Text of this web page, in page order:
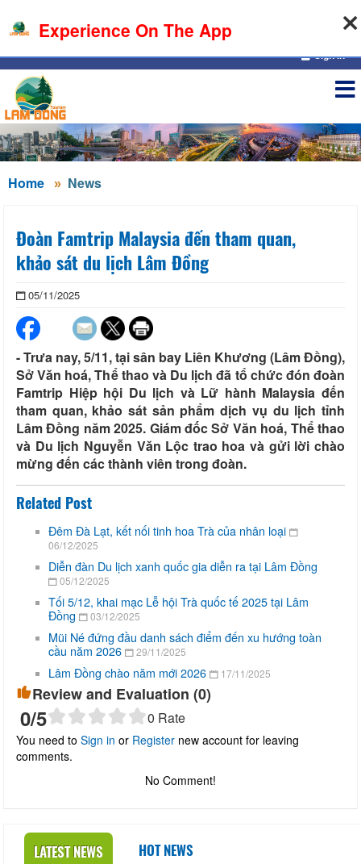
06-08-2026, 11:46:23
Sign in
Home News
Đoàn Famtrip Malaysia đến tham quan,
khảo sát du lịch Lâm Đồng
05/11/2025
- Trưa nay, 5/11, tại sân bay Liên Khương (Lâm Đồng),
Sở Văn hoá, Thể thao và Du lịch đã tổ chức đón đoàn
Famtrip Hiệp hội Du lịch và Lữ hành Malaysia đến
tham quan, khảo sát sản phẩm dịch vụ du lịch tỉnh
Lâm Đồng năm 2025. Giám đốc Sở Văn hoá, Thể thao
và Du lịch Nguyễn Văn Lộc trao hoa và gửi lời chào
mừng đến các thành viên trong đoàn.
Related Post
Đêm Đà Lạt, kết nối tinh hoa Trà của nhân loại
06/12/2025
Diễn đàn Du lịch xanh quốc gia diễn ra tại Lâm Đồng
05/12/2025
Tối 5/12, khai mạc Lễ hội Trà quốc tế 2025 tại Lâm
Đồng
03/12/2025
Mũi Né đứng đầu danh sách điểm đến xu hướng toàn
cầu năm 2026
29/11/2025
Lâm Đồng chào năm mới 2026 17/11/2025
Review and Evaluation (0)
0/5 0 Rate
You need to Sign in or Register new account for leaving
comments.
No Comment!
LATEST NEWS HOT NEWS
Experience On The App